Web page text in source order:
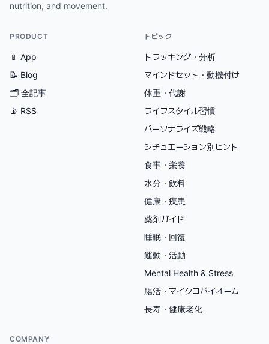
nutrition, and movement.
PRODUCT
📱 App
📝 Blog
🗂 全記事
📡 RSS
トピック
トラッキング・分析
マインドセット・動機付け
体重・代謝
ライフスタイル習慣
パーソナライズ戦略
シチュエーション別ヒント
食事・栄養
水分・飲料
健康・疾患
薬剤ガイド
睡眠・回復
運動・活動
Mental Health & Stress
腸活・マイクロバイオーム
長寿・健康老化
COMPANY